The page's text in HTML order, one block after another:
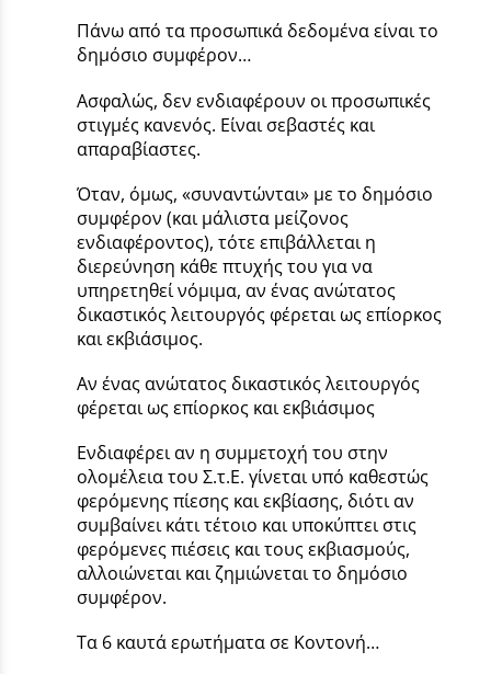
Πάνω από τα προσωπικά δεδομένα είναι το
δημόσιο συμφέρον…
Ασφαλώς, δεν ενδιαφέρουν οι προσωπικές
στιγμές κανενός. Είναι σεβαστές και
απαραβίαστες.
Όταν, όμως, «συναντώνται» με το δημόσιο
συμφέρον (και μάλιστα μείζονος
ενδιαφέροντος), τότε επιβάλλεται η
διερεύνηση κάθε πτυχής του για να
υπηρετηθεί νόμιμα, αν ένας ανώτατος
δικαστικός λειτουργός φέρεται ως επίορκος
και εκβιάσιμος.
Αν ένας ανώτατος δικαστικός λειτουργός
φέρεται ως επίορκος και εκβιάσιμος
Ενδιαφέρει αν η συμμετοχή του στην
ολομέλεια του Σ.τ.Ε. γίνεται υπό καθεστώς
φερόμενης πίεσης και εκβίασης, διότι αν
συμβαίνει κάτι τέτοιο και υποκύπτει στις
φερόμενες πιέσεις και τους εκβιασμούς,
αλλοιώνεται και ζημιώνεται το δημόσιο
συμφέρον.
Τα 6 καυτά ερωτήματα σε Κοντονή…